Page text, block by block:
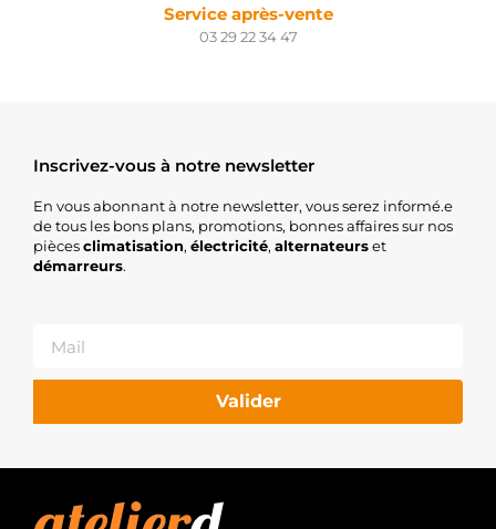
Service après-vente
03 29 22 34 47
Inscrivez-vous à notre newsletter
En vous abonnant à notre newsletter, vous serez informé.e
de tous les bons plans, promotions, bonnes affaires sur nos
piècesclimatisation, électricité, alternateurset
démarreurs.
Valider